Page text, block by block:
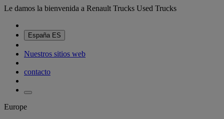
Le damos la bienvenida a Renault Trucks Used Trucks
España ES
Nuestros sitios web
contacto
Europe